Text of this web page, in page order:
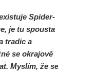
Spider-
je tu spousta
tradic a
se okrajově
Myslím, že se